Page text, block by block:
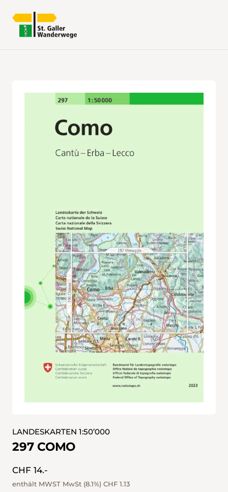
LANDESKARTEN 1:50’000
297 COMO
CHF 14.-
enthält MWST MwSt (8.1%) CHF 1.13